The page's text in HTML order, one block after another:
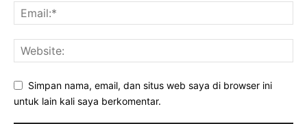
Simpan nama, email, dan situs web saya di browser ini
untuk lain kali saya berkomentar.